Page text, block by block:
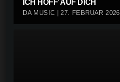
ICH HOFF’ AUF DICH
DA MUSIC | 27. FEBRUAR 2026